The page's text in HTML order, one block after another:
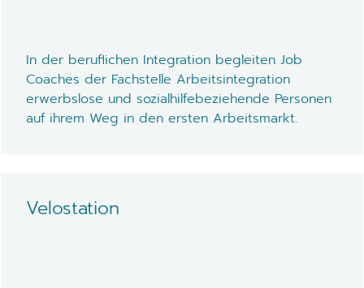
In der beruflichen Integration begleiten Job
Coaches der Fachstelle Arbeitsintegration
erwerbslose und sozialhilfebeziehende Personen
auf ihrem Weg in den ersten Arbeitsmarkt.
Velostation